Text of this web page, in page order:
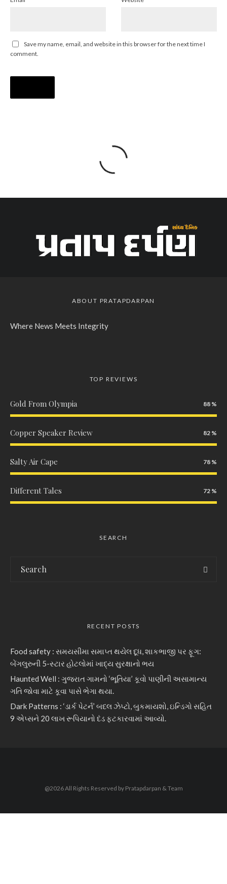
Save my name, email, and website in this browser for the next time I
comment.
ABOUT PRATAPDARPAN
Where News Meets Integrity
TOP REVIEWS
Gold From Olympia 88
Copper Speaker Review 82
Salty Air Cape 78
Different Tales 72
SEARCH
RECENT POSTS
Food safety : સમયસીમા સમાપ્ત થયેલ દૂધ, શાકભાજી પર ફૂગ:
બેંગલુરુની 5-સ્ટાર હોટલોમાં ખાદ્ય સુરક્ષાનો ભય
Haunted Well : ગુજરાત ગામનો ‘ભૂતિયા’ કૂવો પાણીની અસામાન્ય
ગતિ જોવા માટે કૂવા પાસે ભેગા થયા.
Dark Patterns : ‘ડાર્ક પેટર્ન’ બદલ ઝેપ્ટો, બુકમાયશો, ઇન્ડિગો સહિત
9 એપ્સને 20 લાખ રૂપિયાનો દંડ ફટકારવામાં આવ્યો.
@2026 All Rights Reserved by Pratapdarpan & Team